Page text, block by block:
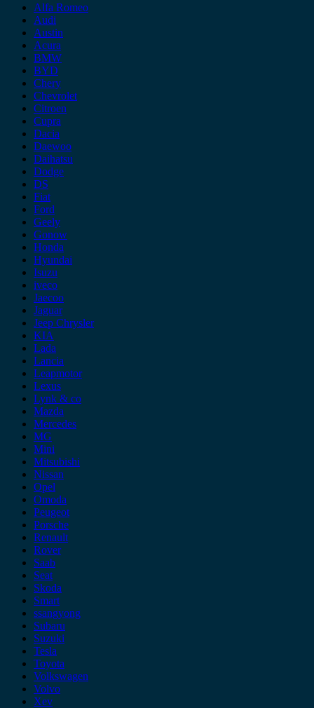
Alfa Romeo
Audi
Austin
Acura
BMW
BYD
Chery
Chevrolet
Citroen
Cupra
Dacia
Daewoo
Daihatsu
Dodge
DS
Fiat
Ford
Geely
Gonow
Honda
Hyundai
Isuzu
iveco
Jaecoo
Jaguar
Jeep Chrysler
KIA
Lada
Lancia
Leapmotor
Lexus
Lynk & co
Mazda
Mercedes
MG
Mini
Mitsubishi
Nissan
Opel
Omoda
Peugeot
Porsche
Renault
Rover
Saab
Seat
Skoda
Smart
ssangyong
Subaru
Suzuki
Tesla
Toyota
Volkswagen
Volvo
Xev